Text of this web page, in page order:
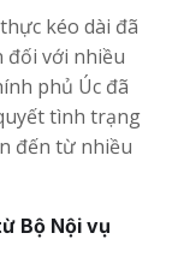
kéo dài đã
đối với nhiều
phủ Úc đã
tình trạng
đến từ nhiều
Bộ Nội vụ